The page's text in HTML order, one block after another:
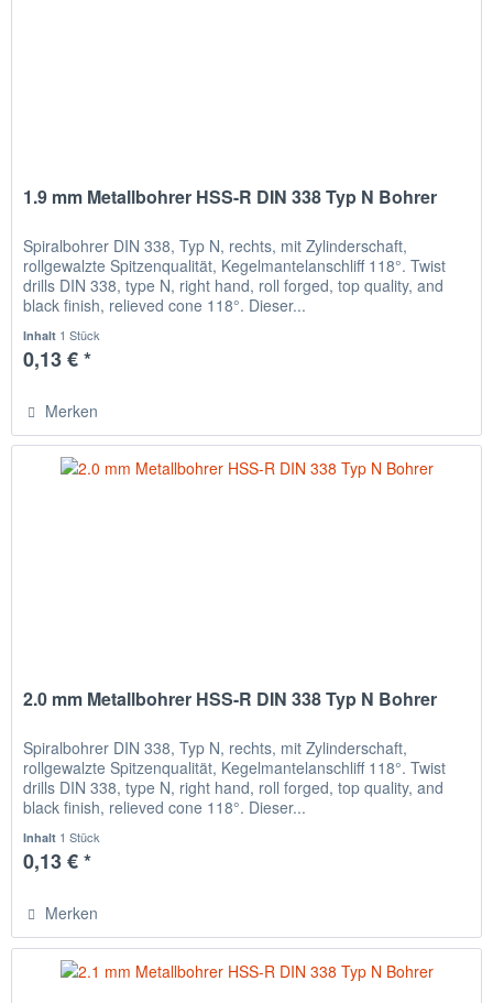
1.9 mm Metallbohrer HSS-R DIN 338 Typ N Bohrer
Spiralbohrer DIN 338, Typ N, rechts, mit Zylinderschaft,
rollgewalzte Spitzenqualität, Kegelmantelanschliff 118°. Twist
drills DIN 338, type N, right hand, roll forged, top quality, and
black finish, relieved cone 118°. Dieser...
Inhalt 1 Stück
0,13 € *
Merken
2.0 mm Metallbohrer HSS-R DIN 338 Typ N Bohrer
Spiralbohrer DIN 338, Typ N, rechts, mit Zylinderschaft,
rollgewalzte Spitzenqualität, Kegelmantelanschliff 118°. Twist
drills DIN 338, type N, right hand, roll forged, top quality, and
black finish, relieved cone 118°. Dieser...
Inhalt 1 Stück
0,13 € *
Merken